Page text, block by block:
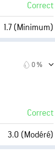
Correct
1.7 (Minimum)
forte)
34 %
30000 pi
0 %
Correct
3.0 (Modéré)
forte)